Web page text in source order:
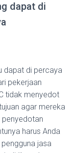
dapat di
dapat di percaya
pekerjaan
tidak menyedot
agar mereka
penyedotan
harus Anda
jasa